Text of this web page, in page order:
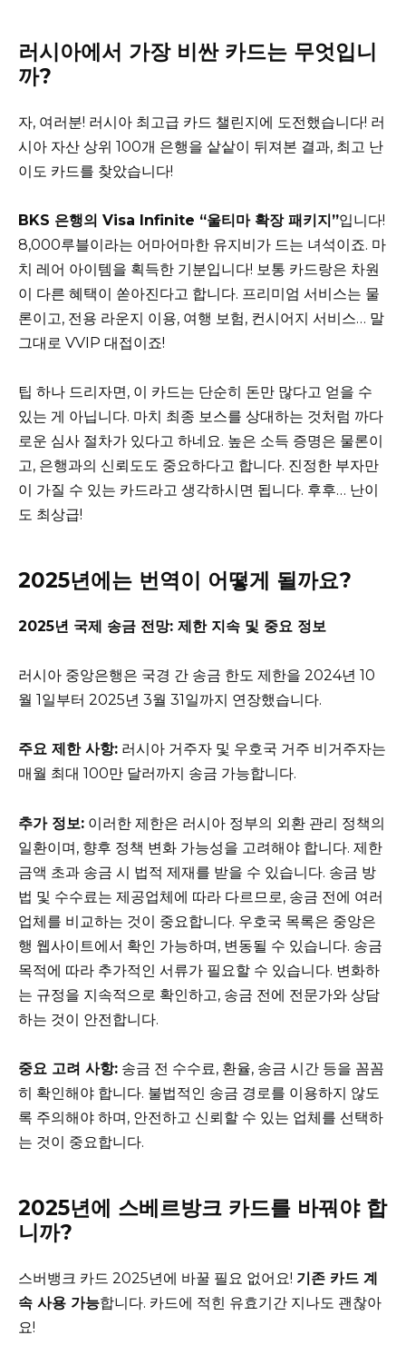
러시아에서 가장 비싼 카드는 무엇입니
까?
자, 여러분! 러시아 최고급 카드 챌린지에 도전했습니다! 러
시아 자산 상위 100개 은행을 샅샅이 뒤져본 결과, 최고 난
이도 카드를 찾았습니다!
BKS 은행의 Visa Infinite “울티마 확장 패키지”입니다!
8,000루블이라는 어마어마한 유지비가 드는 녀석이죠. 마
치 레어 아이템을 획득한 기분입니다! 보통 카드랑은 차원
이 다른 혜택이 쏟아진다고 합니다. 프리미엄 서비스는 물
론이고, 전용 라운지 이용, 여행 보험, 컨시어지 서비스… 말
그대로 VVIP 대접이죠!
팁 하나 드리자면, 이 카드는 단순히 돈만 많다고 얻을 수
있는 게 아닙니다. 마치 최종 보스를 상대하는 것처럼 까다
로운 심사 절차가 있다고 하네요. 높은 소득 증명은 물론이
고, 은행과의 신뢰도도 중요하다고 합니다. 진정한 부자만
이 가질 수 있는 카드라고 생각하시면 됩니다. 후후… 난이
도 최상급!
2025년에는 번역이 어떻게 될까요?
2025년 국제 송금 전망: 제한 지속 및 중요 정보
러시아 중앙은행은 국경 간 송금 한도 제한을 2024년 10
월 1일부터 2025년 3월 31일까지 연장했습니다.
주요 제한 사항: 러시아 거주자 및 우호국 거주 비거주자는
매월 최대 100만 달러까지 송금 가능합니다.
추가 정보: 이러한 제한은 러시아 정부의 외환 관리 정책의
일환이며, 향후 정책 변화 가능성을 고려해야 합니다. 제한
금액 초과 송금 시 법적 제재를 받을 수 있습니다. 송금 방
법 및 수수료는 제공업체에 따라 다르므로, 송금 전에 여러
업체를 비교하는 것이 중요합니다. 우호국 목록은 중앙은
행 웹사이트에서 확인 가능하며, 변동될 수 있습니다. 송금
목적에 따라 추가적인 서류가 필요할 수 있습니다. 변화하
는 규정을 지속적으로 확인하고, 송금 전에 전문가와 상담
하는 것이 안전합니다.
중요 고려 사항: 송금 전 수수료, 환율, 송금 시간 등을 꼼꼼
히 확인해야 합니다. 불법적인 송금 경로를 이용하지 않도
록 주의해야 하며, 안전하고 신뢰할 수 있는 업체를 선택하
는 것이 중요합니다.
2025년에 스베르방크 카드를 바꿔야 합
니까?
스버뱅크 카드 2025년에 바꿀 필요 없어요! 기존 카드 계
속 사용 가능합니다. 카드에 적힌 유효기간 지나도 괜찮아
요!